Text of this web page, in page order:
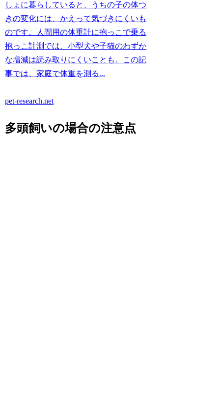
しょに暮らしていると、うちの子の体つ
きの変化には、かえって気づきにくいも
のです。人間用の体重計に抱っこで乗る
抱っこ計測では、小型犬や子猫のわずか
な増減は読み取りにくいことも。この記
事では、家庭で体重を測る...
pet-research.net
多頭飼いの場合の注意点